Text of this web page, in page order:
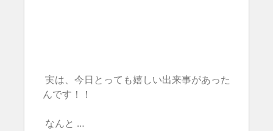
実は、今日とっても嬉しい出来事があった
んです！！
なんと …